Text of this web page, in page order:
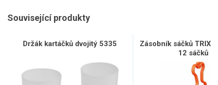
Související produkty
Držák kartáčků dvojitý 5335
Zásobník sáčků
12 sáčků L